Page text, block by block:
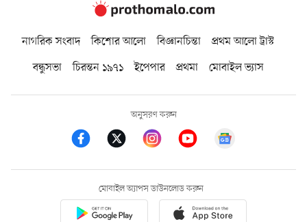
নাগরিক সংবাদ কিশোর আলো বিজ্ঞানচিন্তা
প্রথম আলো ট্রাস্ট
বন্ধুসভা
চিরন্তন ১৯৭১ ইপেপার প্রথমা মোবাইল ভ্যাস
অনুসরণ করুন
মোবাইল অ্যাপস ডাউনলোড করুন